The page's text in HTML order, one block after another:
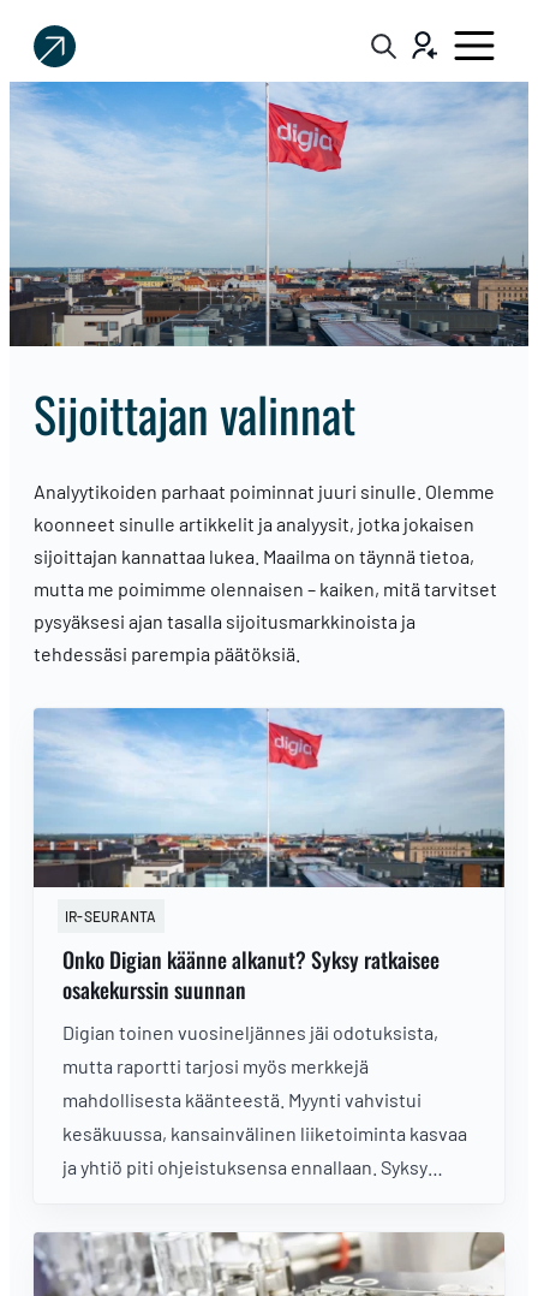
Sijoittaja.fi
Tee
parempia
sijoituspäätöksiä
sijoittajan valinnat
Analyytikoiden parhaat poiminnat juuri sinulle. Olemme
koonneet sinulle artikkelit ja analyysit, jotka jokaisen
sijoittajan kannattaa lukea. Maailma on täynnä tietoa,
mutta me poimimme olennaisen – kaiken, mitä tarvitset
pysyäksesi ajan tasalla sijoitusmarkkinoista ja
tehdessäsi parempia päätöksiä.
IR-SEURANTA
Onko Digian käänne alkanut? Syksy ratkaisee
osakekurssin suunnan
Digian toinen vuosineljännes jäi odotuksista,
mutta raportti tarjosi myös merkkejä
mahdollisesta käänteestä. Myynti vahvistui
kesäkuussa, kansainvälinen liiketoiminta kasvaa
ja yhtiö piti ohjeistuksensa ennallaan. Syksy
kääntyykö samalla myös osakekurssin suunta.